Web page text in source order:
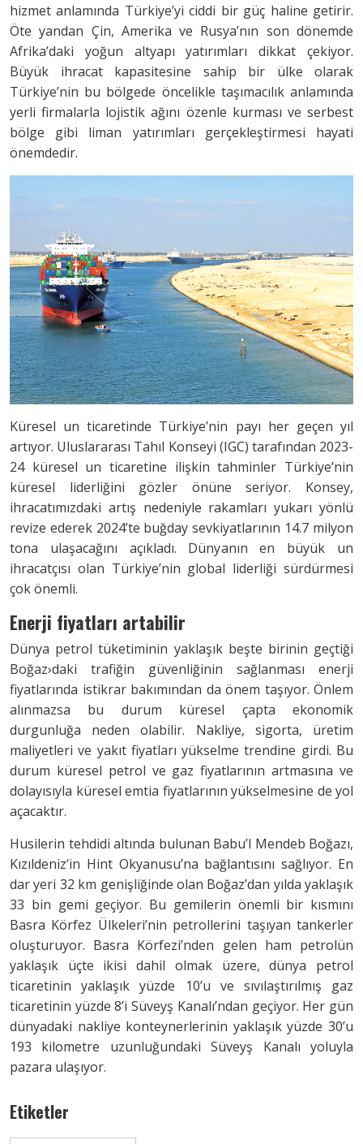
hizmet anlamında Türkiye’yi ciddi bir güç haline getirir.
Öte yandan Çin, Amerika ve Rusya’nın son dönemde
Afrika’daki yoğun altyapı yatırımları dikkat çekiyor.
Büyük ihracat kapasitesine sahip bir ülke olarak
Türkiye’nin bu bölgede öncelikle taşımacılık anlamında
yerli firmalarla lojistik ağını özenle kurması ve serbest
bölge gibi liman yatırımları gerçekleştirmesi hayati
önemdedir.
Küresel un ticaretinde Türkiye’nin payı her geçen yıl
artıyor. Uluslararası Tahıl Konseyi (IGC) tarafından 2023-
24 küresel un ticaretine ilişkin tahminler Türkiye’nin
küresel liderliğini gözler önüne seriyor. Konsey,
ihracatımızdaki artış nedeniyle rakamları yukarı yönlü
revize ederek 2024’te buğday sevkiyatlarının 14.7 milyon
tona ulaşacağını açıkladı. Dünyanın en büyük un
ihracatçısı olan Türkiye’nin global liderliği sürdürmesi
çok önemli.
Enerji fiyatları artabilir
Dünya petrol tüketiminin yaklaşık beşte birinin geçtiği
Boğaz›daki trafiğin güvenliğinin sağlanması enerji
fiyatlarında istikrar bakımından da önem taşıyor. Önlem
alınmazsa bu durum küresel çapta ekonomik
durgunluğa neden olabilir. Nakliye, sigorta, üretim
maliyetleri ve yakıt fiyatları yükselme trendine girdi. Bu
durum küresel petrol ve gaz fiyatlarının artmasına ve
dolayısıyla küresel emtia fiyatlarının yükselmesine de yol
açacaktır.
Husilerin tehdidi altında bulunan Babu’l Mendeb Boğazı,
Kızıldeniz’in Hint Okyanusu’na bağlantısını sağlıyor. En
dar yeri 32 km genişliğinde olan Boğaz’dan yılda yaklaşık
33 bin gemi geçiyor. Bu gemilerin önemli bir kısmını
Basra Körfez Ülkeleri’nin petrollerini taşıyan tankerler
oluşturuyor. Basra Körfezi’nden gelen ham petrolün
yaklaşık üçte ikisi dahil olmak üzere, dünya petrol
ticaretinin yaklaşık yüzde 10’u ve sıvılaştırılmış gaz
ticaretinin yüzde 8’i Süveyş Kanalı’ndan geçiyor. Her gün
dünyadaki nakliye konteynerlerinin yaklaşık yüzde 30’u
193 kilometre uzunluğundaki Süveyş Kanalı yoluyla
pazara ulaşıyor.
Etiketler